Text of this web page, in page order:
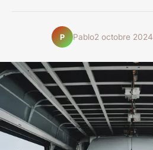
P Pablo2 octobre 2024